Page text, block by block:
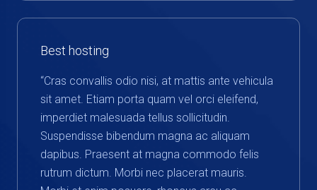
Best hosting
“Cras convallis odio nisi, at mattis ante vehicula
sit amet. Etiam porta quam vel orci eleifend,
imperdiet malesuada tellus sollicitudin.
Suspendisse bibendum magna ac aliquam
dapibus. Praesent at magna commodo felis
rutrum dictum. Morbi nec placerat mauris.